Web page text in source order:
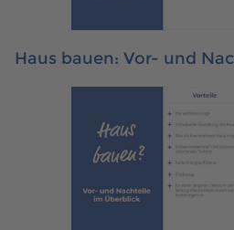
Haus bauen: Vor- und